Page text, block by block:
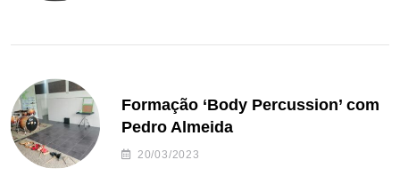
Formação ‘Body Percussion’ com
Pedro Almeida
20/03/2023